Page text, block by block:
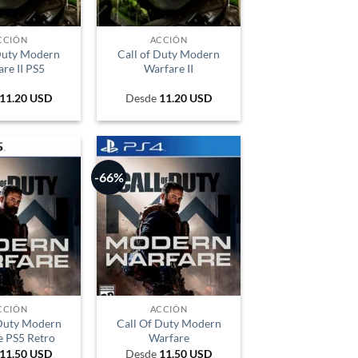
Modern
II PS5
11.20 USD
ACCIÓN
Call of Duty Modern
Warfare II
Desde 11.20 USD
Modern
PS5 Retro
11.50 USD
-66%
ACCIÓN
Call Of Duty Modern
Warfare
Desde 11.50 USD